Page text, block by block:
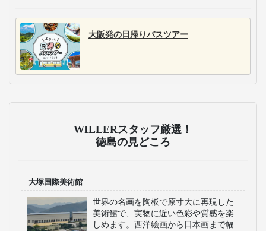
大阪発の日帰りバスツアー
WILLERスタッフ厳選！
徳島の見どころ
大塚国際美術館
世界の名画を陶板で原寸大に再現した
美術館で、実物に近い色彩や質感を楽
しめます。西洋絵画から日本画まで幅